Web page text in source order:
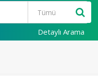
Detaylı Arama